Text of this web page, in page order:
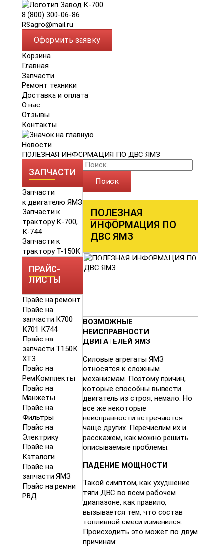
8 (800) 300-06-86
RSagro@mail.ru
Оформить заявку
Корзина
Главная
Запчасти
Ремонт техники
Доставка и оплата
О нас
Отзывы
Контакты
Новости
ПОЛЕЗНАЯ ИНФОРМАЦИЯ ПО ДВС ЯМЗ
ЗАПЧАСТИ
Запчасти
к двигателю ЯМЗ
Запчасти к
трактору К-700,
К-744
Запчасти к
трактору Т-150К
ПРАЙС-
ЛИСТЫ
Прайс на ремонт
Прайс на
запчасти К700
К701 К744
Прайс на
запчасти Т150К
ХТЗ
Прайс на
РемКомплекты
Прайс на
Манжеты
Прайс на
Фильтры
Прайс на
Электрику
Прайс на
Каталоги
Прайс на
запчасти ЯМЗ
Прайс на ремни
РВД
Поиск
ПОЛЕЗНАЯ
ИНФОРМАЦИЯ ПО
ДВС ЯМЗ
ВОЗМОЖНЫЕ
НЕИСПРАВНОСТИ
ДВИГАТЕЛЕЙ ЯМЗ
Силовые агрегаты ЯМЗ
относятся к сложным
механизмам. Поэтому причин,
которые способны вывести
двигатель из строя, немало. Но
все же некоторые
неисправности встречаются
чаще других. Перечислим их и
расскажем, как можно решить
описываемые проблемы.
ПАДЕНИЕ МОЩНОСТИ
Такой симптом, как ухудшение
тяги ДВС во всем рабочем
диапазоне, как правило,
вызывается тем, что состав
топливной смеси изменился.
Происходить это может по двум
причинам: